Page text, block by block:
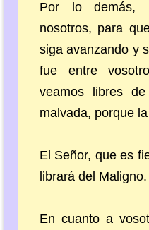
Por lo demás,
nosotros, para
siga avanzando y
fue entre
veamos libres
malvada, porque
El Señor, que es
librará del Maligno.
En cuanto a